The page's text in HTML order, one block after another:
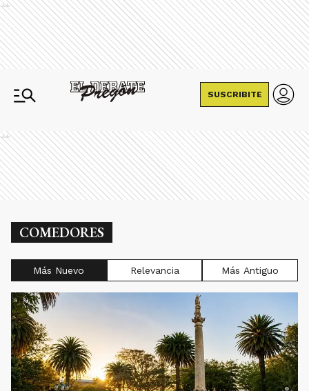
Ads
SUSCRIBITE
Ads
COMEDORES
Más Nuevo Relevancia Más Antiguo